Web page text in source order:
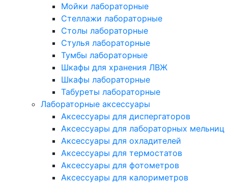
Мойки лабораторные
Стеллажи лабораторные
Столы лабораторные
Стулья лабораторные
Тумбы лабораторные
Шкафы для хранения ЛВЖ
Шкафы лабораторные
Табуреты лабораторные
Лабораторные аксессуары
Аксессуары для диспергаторов
Аксессуары для лабораторных мельниц
Аксессуары для охладителей
Аксессуары для термостатов
Аксессуары для фотометров
Аксессуары для калориметров